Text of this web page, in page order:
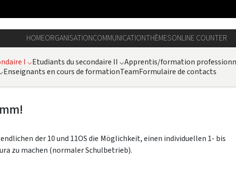
HOMEORGANISATIONCOMMUNICATIONTHÈMESONLINE COUNTER
I ⌵Etudiants du secondaire II ⌵Apprentis/formation
Enseignants en cours de formationTeamFormulaire de contacts
der 10 und 11OS die Möglichkeit, einen individuellen 1- bis
zu machen (normaler Schulbetrieb).